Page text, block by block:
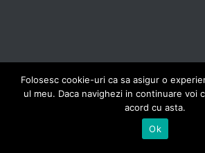
Folosesc cookie-uri ca sa asigur o
ul meu. Daca navighezi in continuare voi
acord cu asta.
Ok